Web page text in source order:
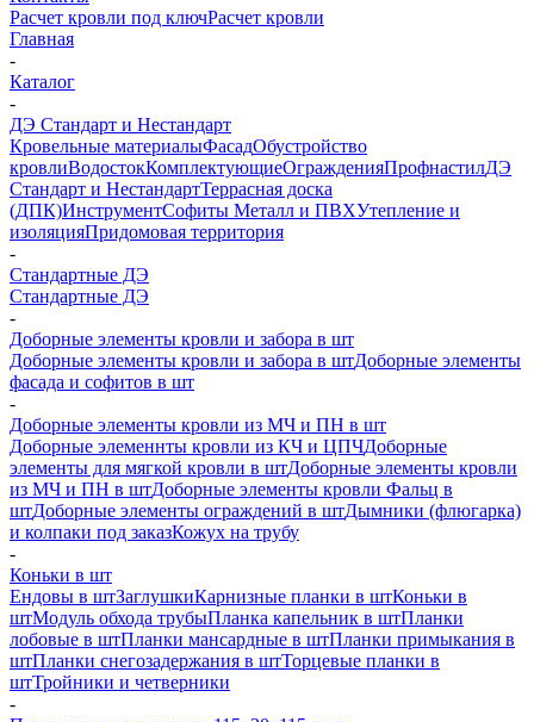
Расчет кровли под ключРасчет кровли
Главная
-
Каталог
-
ДЭ Стандарт и Нестандарт
Кровельные материалыФасадОбустройство
кровлиВодостокКомплектующиеОгражденияПрофнастилДЭ
Стандарт и НестандартТеррасная доска
(ДПК)ИнструментСофиты Металл и ПВХУтепление и
изоляцияПридомовая территория
-
Стандартные ДЭ
Стандартные ДЭ
-
Доборные элементы кровли и забора в шт
Доборные элементы кровли и забора в штДоборные элементы
фасада и софитов в шт
-
Доборные элементы кровли из МЧ и ПН в шт
Доборные элеменнты кровли из КЧ и ЦПЧДоборные
элементы для мягкой кровли в штДоборные элементы кровли
из МЧ и ПН в штДоборные элементы кровли Фальц в
штДоборные элементы ограждений в штДымники (флюгарка)
и колпаки под заказКожух на трубу
-
Коньки в шт
Ендовы в штЗаглушкиКарнизные планки в штКоньки в
штМодуль обхода трубыПланка капельник в штПланки
лобовые в штПланки мансардные в штПланки примыкания в
штПланки снегозадержания в штТорцевые планки в
штТройники и четверники
-